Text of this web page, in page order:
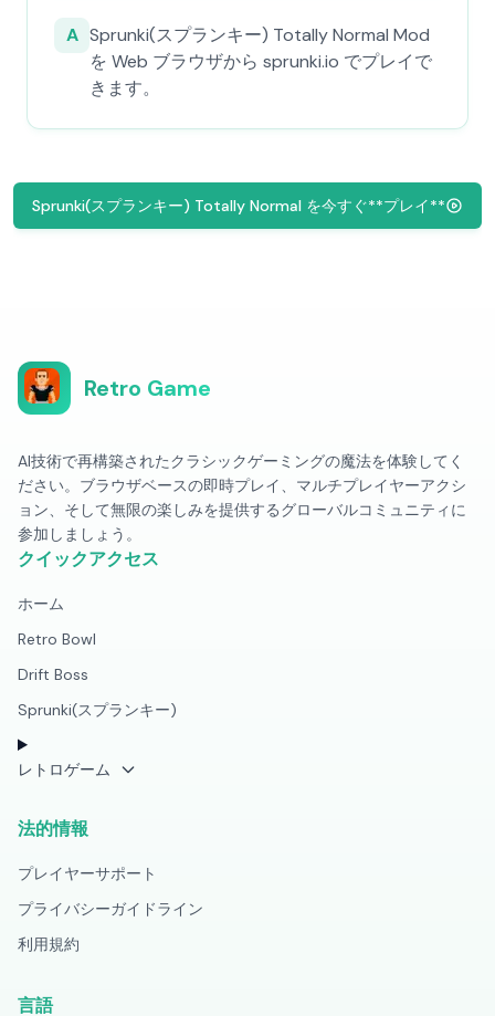
A Sprunki(スプランキー) Totally Normal Mod
を Web ブラウザから sprunki.io でプレイで
きます。
Sprunki(スプランキー) Totally Normal を今すぐ**プレイ**
Retro Game
AI技術で再構築されたクラシックゲーミングの魔法を体験してく
ださい。ブラウザベースの即時プレイ、マルチプレイヤーアクシ
ョン、そして無限の楽しみを提供するグローバルコミュニティに
参加しましょう。
クイックアクセス
ホーム
Retro Bowl
Drift Boss
Sprunki(スプランキー)
レトロゲーム
法的情報
プレイヤーサポート
プライバシーガイドライン
利用規約
言語